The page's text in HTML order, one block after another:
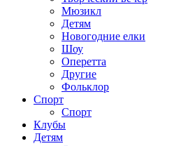
Мюзикл
Детям
Новогодние елки
Шоу
Оперетта
Другие
Фольклор
Спорт
Спорт
Клубы
Детям